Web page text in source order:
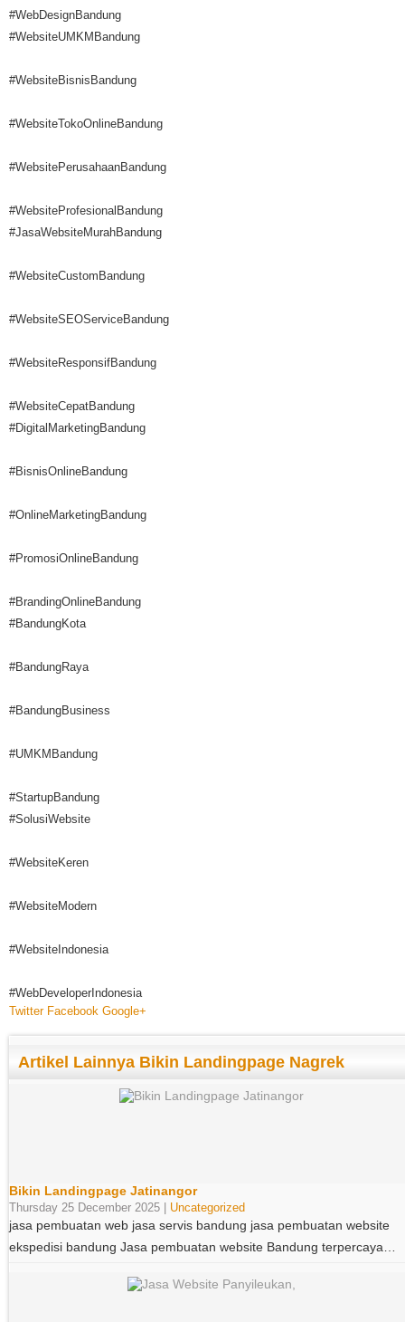
#WebDesignBandung
#WebsiteUMKMBandung
#WebsiteBisnisBandung
#WebsiteTokoOnlineBandung
#WebsitePerusahaanBandung
#WebsiteProfesionalBandung
#JasaWebsiteMurahBandung
#WebsiteCustomBandung
#WebsiteSEOServiceBandung
#WebsiteResponsifBandung
#WebsiteCepatBandung
#DigitalMarketingBandung
#BisnisOnlineBandung
#OnlineMarketingBandung
#PromosiOnlineBandung
#BrandingOnlineBandung
#BandungKota
#BandungRaya
#BandungBusiness
#UMKMBandung
#StartupBandung
#SolusiWebsite
#WebsiteKeren
#WebsiteModern
#WebsiteIndonesia
#WebDeveloperIndonesia
Twitter Facebook Google+
Artikel Lainnya Bikin Landingpage Nagrek
Bikin Landingpage Jatinangor
Thursday 25 December 2025 | Uncategorized
jasa pembuatan web jasa servis bandung jasa pembuatan website
ekspedisi bandung Jasa pembuatan website Bandung terpercaya…